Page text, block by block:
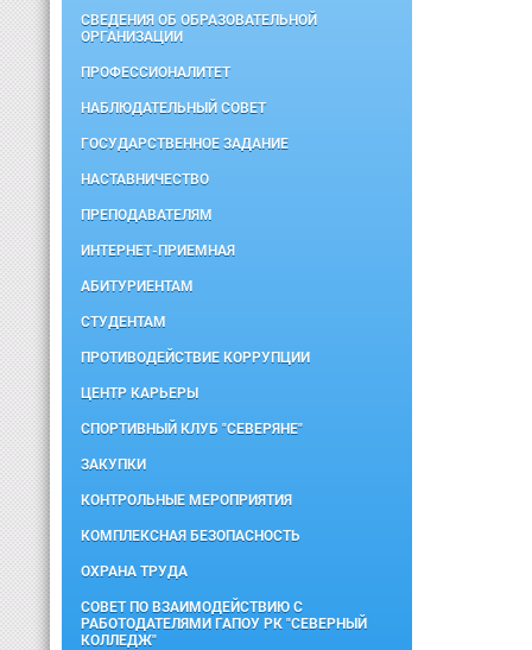
СВЕДЕНИЯ ОБ ОБРАЗОВАТЕЛЬНОЙ
ОРГАНИЗАЦИИ
ПРОФЕССИОНАЛИТЕТ
НАБЛЮДАТЕЛЬНЫЙ СОВЕТ
ГОСУДАРСТВЕННОЕ ЗАДАНИЕ
НАСТАВНИЧЕСТВО
ПРЕПОДАВАТЕЛЯМ
ИНТЕРНЕТ-ПРИЕМНАЯ
АБИТУРИЕНТАМ
СТУДЕНТАМ
ПРОТИВОДЕЙСТВИЕ КОРРУПЦИИ
ЦЕНТР КАРЬЕРЫ
СПОРТИВНЫЙ КЛУБ "СЕВЕРЯНЕ"
ЗАКУПКИ
КОНТРОЛЬНЫЕ МЕРОПРИЯТИЯ
КОМПЛЕКСНАЯ БЕЗОПАСНОСТЬ
ОХРАНА ТРУДА
СОВЕТ ПО ВЗАИМОДЕЙСТВИЮ С
РАБОТОДАТЕЛЯМИ ГАПОУ РК "СЕВЕРНЫЙ
КОЛЛЕДЖ"